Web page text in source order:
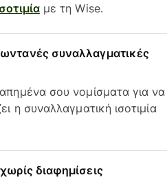
με τη Wise.
συναλλαγματικές
σου νομίσματα για να
η συναλλαγματική ισοτιμία
διαφημίσεις